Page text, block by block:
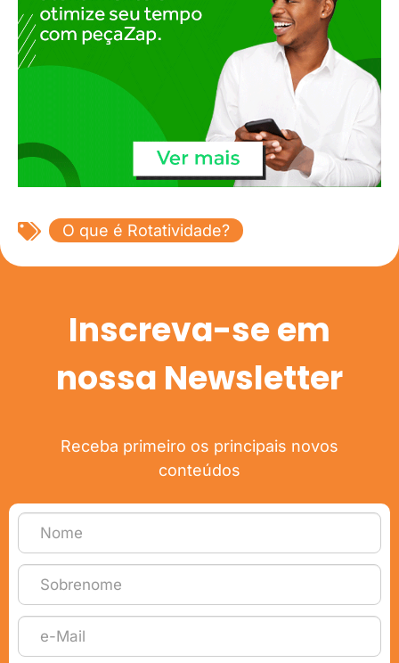
O que é Rotatividade?
Inscreva-se em
nossa Newsletter
Receba primeiro os principais novos
conteúdos